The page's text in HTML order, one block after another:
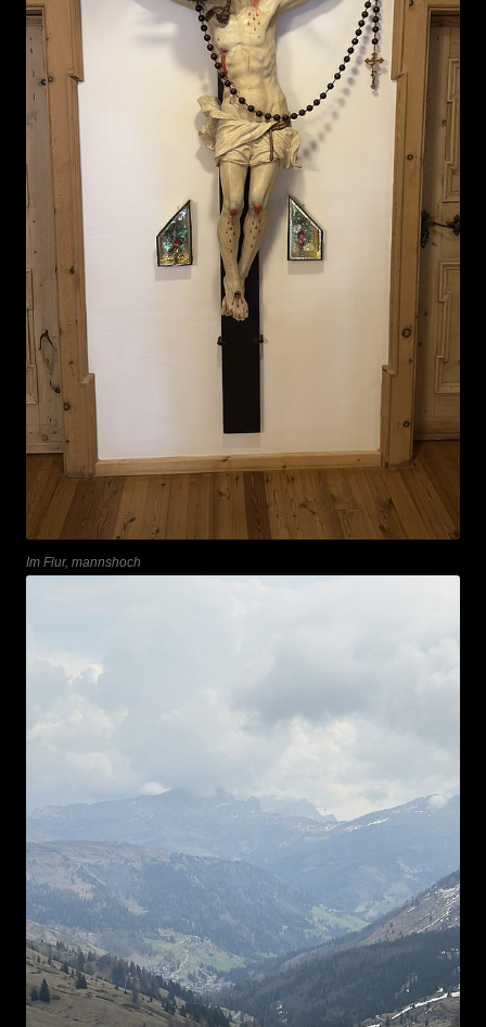
Im Flur, mannshoch